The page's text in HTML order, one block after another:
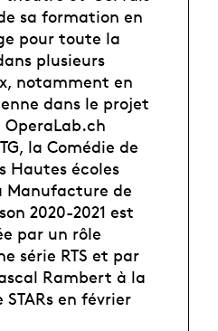
sa formation en
pour toute la
plusieurs
notamment en
dans le projet
la Comédie de
Hautes écoles
Manufacture de
2020-2021 est
par un rôle
série RTS et par
Rambert à la
en février